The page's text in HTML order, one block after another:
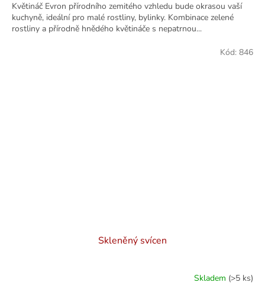
Květináč Evron přírodního zemitého vzhledu bude okrasou vaší
kuchyně, ideální pro malé rostliny, bylinky. Kombinace zelené
rostliny a přírodně hnědého květináče s nepatrnou...
Skleněný svícen
Skladem (>5 ks)
Kód: 846